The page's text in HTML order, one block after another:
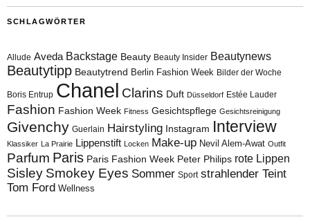
SCHLAGWÖRTER
Allude Aveda Backstage Beauty Beauty Insider Beautynews
Beautytipp Beautytrend Berlin Fashion Week Bilder der Woche
Boris Entrup Chanel Clarins Duft Düsseldorf Estée Lauder
Fashion Fashion Week Fitness Gesichtspflege Gesichtsreinigung
Givenchy Guerlain Hairstyling Instagram Interview
Klassiker La Prairie Lippenstift Locken Make-up Nevil Alem-Awat Outfit
Parfum Paris Paris Fashion Week Peter Philips rote Lippen
Sisley Smokey Eyes Sommer Sport strahlender Teint
Tom Ford Wellness